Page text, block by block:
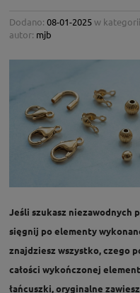
Dodano: 08-01-2025w
autor: mjb
Jeśli szukasz niezawodnych
sięgnij po elementy
znajdziesz wszystko, czego
całości wykończonej
łańcuszki, oryginalne